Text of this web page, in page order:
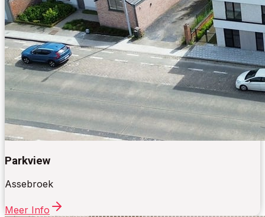
Parkview
Assebroek
Meer Info